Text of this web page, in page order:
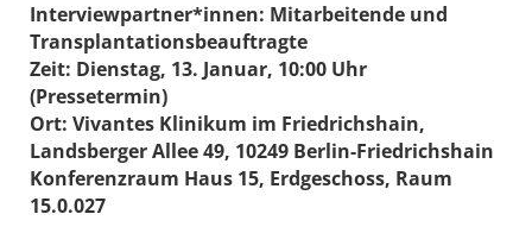
Interviewpartner*innen: Mitarbeitende und
Transplantationsbeauftragte
Zeit: Dienstag, 13. Januar, 10:00 Uhr
(Pressetermin)
Ort: Vivantes Klinikum im Friedrichshain,
Landsberger Allee 49, 10249 Berlin-Friedrichshain
Konferenzraum Haus 15, Erdgeschoss, Raum
15.0.027